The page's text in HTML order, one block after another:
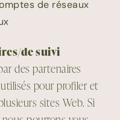
de réseaux
de suivi
des partenaires
pour profiler et
sites Web. Si